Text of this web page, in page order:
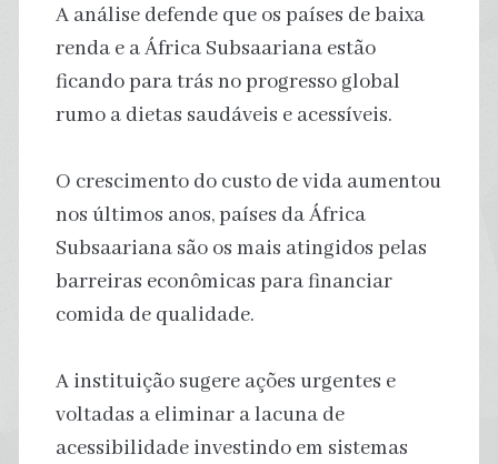
A análise defende que os países de baixa
renda e a África Subsaariana estão
ficando para trás no progresso global
rumo a dietas saudáveis ​​e acessíveis.
O crescimento do custo de vida aumentou
nos últimos anos, países da África
Subsaariana são os mais atingidos pelas
barreiras econômicas para financiar
comida de qualidade.
A instituição sugere ações urgentes e
voltadas a eliminar a lacuna de
acessibilidade investindo em sistemas